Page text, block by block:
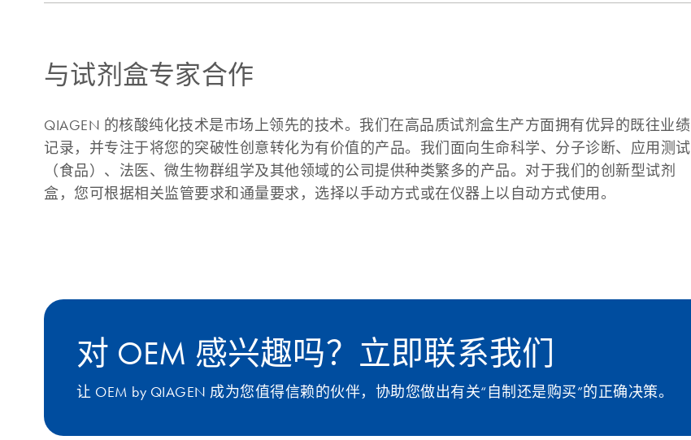
与试剂盒专家合作
QIAGEN 的核酸纯化技术是市场上领先的技术。我们在高品质试剂盒生产方面拥有优异的既往业绩
记录，并专注于将您的突破性创意转化为有价值的产品。我们面向生命科学、分子诊断、应用测试
（食品）、法医、微生物群组学及其他领域的公司提供种类繁多的产品。对于我们的创新型试剂
盒，您可根据相关监管要求和通量要求，选择以手动方式或在仪器上以自动方式使用。
对 OEM 感兴趣吗？立即联系我们
让 OEM by QIAGEN 成为您值得信赖的伙伴，协助您做出有关“自制还是购买”的正确决策。